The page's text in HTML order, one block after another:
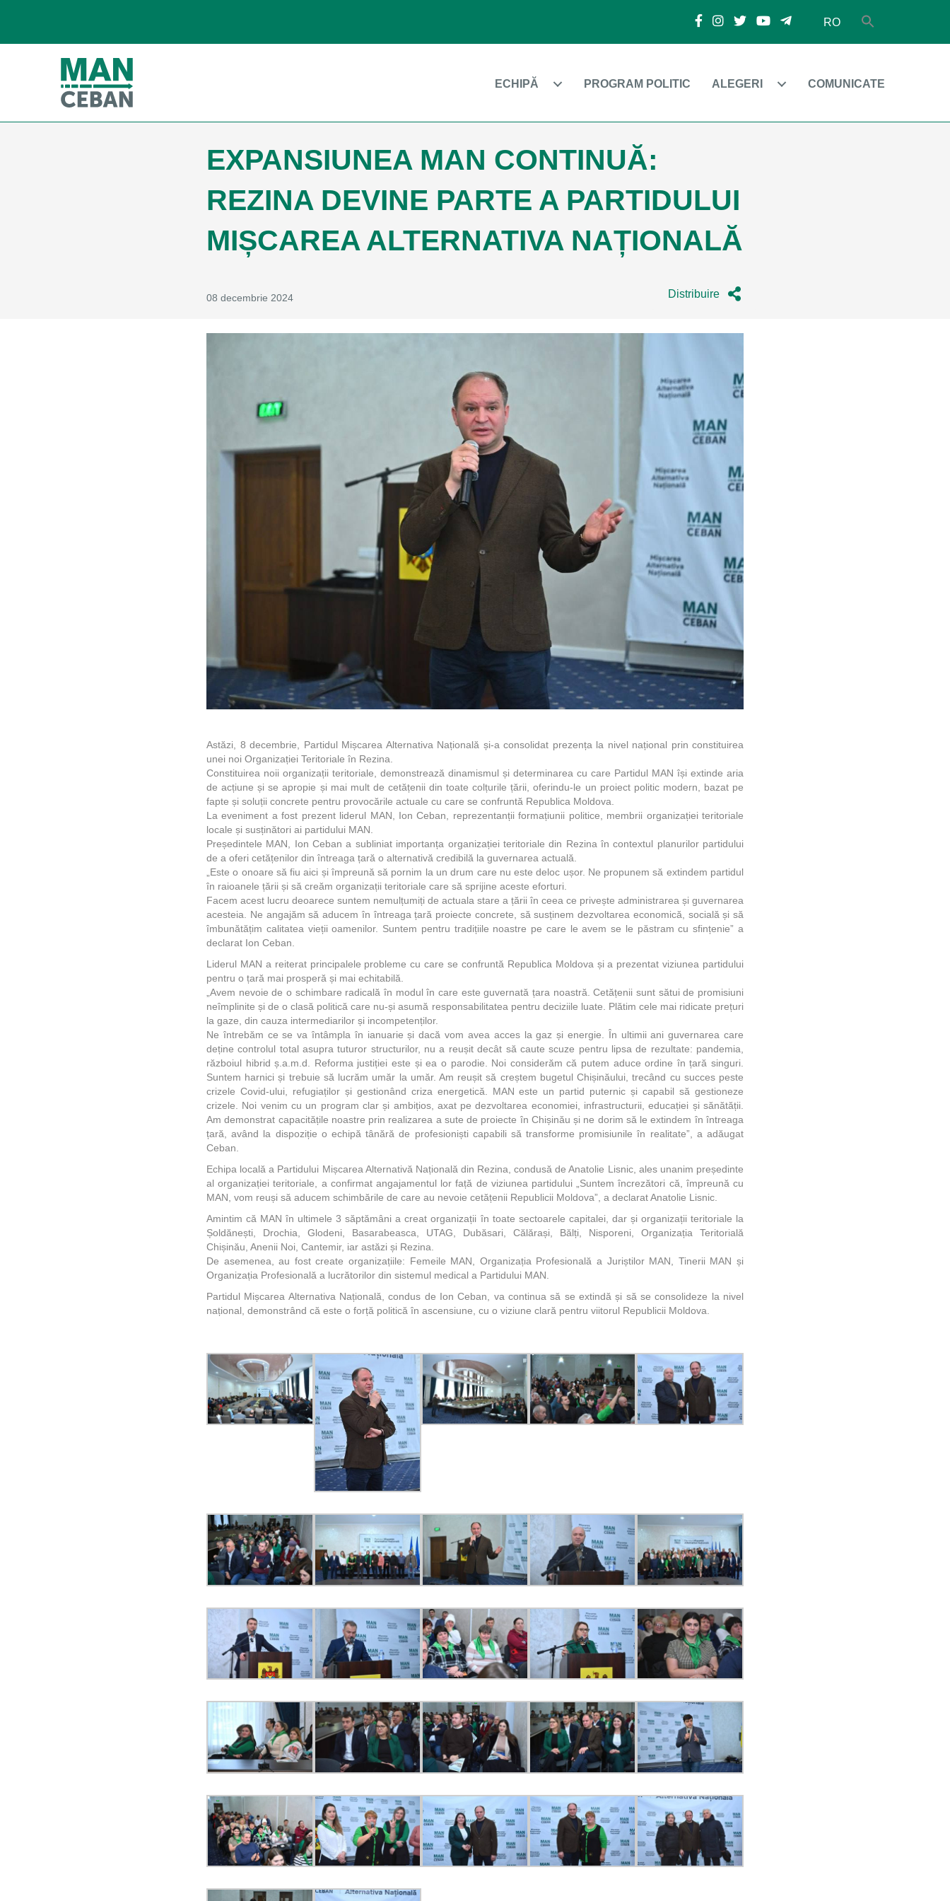
RO
ECHIPĂ PROGRAM POLITIC ALEGERI COMUNICATE
EXPANSIUNEA MAN CONTINUĂ:
REZINA DEVINE PARTE A PARTIDULUI
MIȘCAREA ALTERNATIVA NAȚIONALĂ
08 decembrie 2024 Distribuire
Astăzi, 8 decembrie, Partidul Mișcarea Alternativa Națională și-a consolidat prezența la nivel național prin constituirea
unei noi Organizației Teritoriale în Rezina.
Constituirea noii organizații teritoriale, demonstrează dinamismul și determinarea cu care Partidul MAN își extinde aria
de acțiune și se apropie și mai mult de cetățenii din toate colțurile țării, oferindu-le un proiect politic modern, bazat pe
fapte și soluții concrete pentru provocările actuale cu care se confruntă Republica Moldova.
La eveniment a fost prezent liderul MAN, Ion Ceban, reprezentanții formațiunii politice, membrii organizației teritoriale
locale și susținători ai partidului MAN.
Președintele MAN, Ion Ceban a subliniat importanța organizației teritoriale din Rezina în contextul planurilor partidului
de a oferi cetățenilor din întreaga țară o alternativă credibilă la guvernarea actuală.
„Este o onoare să fiu aici și împreună să pornim la un drum care nu este deloc ușor. Ne propunem să extindem partidul
în raioanele țării și să creăm organizații teritoriale care să sprijine aceste eforturi.
Facem acest lucru deoarece suntem nemulțumiți de actuala stare a țării în ceea ce privește administrarea și guvernarea
acesteia. Ne angajăm să aducem în întreaga țară proiecte concrete, să susținem dezvoltarea economică, socială și să
îmbunătățim calitatea vieții oamenilor. Suntem pentru tradițiile noastre pe care le avem se le păstram cu sfințenie” a
declarat Ion Ceban.
Liderul MAN a reiterat principalele probleme cu care se confruntă Republica Moldova și a prezentat viziunea partidului
pentru o țară mai prosperă și mai echitabilă.
„Avem nevoie de o schimbare radicală în modul în care este guvernată țara noastră. Cetățenii sunt sătui de promisiuni
neîmplinite și de o clasă politică care nu-și asumă responsabilitatea pentru deciziile luate. Plătim cele mai ridicate prețuri
la gaze, din cauza intermediarilor și incompetenților.
Ne întrebăm ce se va întâmpla în ianuarie și dacă vom avea acces la gaz și energie. În ultimii ani guvernarea care
deține controlul total asupra tuturor structurilor, nu a reușit decât să caute scuze pentru lipsa de rezultate: pandemia,
războiul hibrid ș.a.m.d. Reforma justiției este și ea o parodie. Noi considerăm că putem aduce ordine în țară singuri.
Suntem harnici și trebuie să lucrăm umăr la umăr. Am reușit să creștem bugetul Chișinăului, trecând cu succes peste
crizele Covid-ului, refugiaților și gestionând criza energetică. MAN este un partid puternic și capabil să gestioneze
crizele. Noi venim cu un program clar și ambițios, axat pe dezvoltarea economiei, infrastructurii, educației și sănătății.
Am demonstrat capacitățile noastre prin realizarea a sute de proiecte în Chișinău și ne dorim să le extindem în întreaga
țară, având la dispoziție o echipă tânără de profesioniști capabili să transforme promisiunile în realitate”, a adăugat
Ceban.
Echipa locală a Partidului Mișcarea Alternativă Națională din Rezina, condusă de Anatolie Lisnic, ales unanim președinte
al organizației teritoriale, a confirmat angajamentul lor față de viziunea partidului „Suntem încrezători că, împreună cu
MAN, vom reuși să aducem schimbările de care au nevoie cetățenii Republicii Moldova”, a declarat Anatolie Lisnic.
Amintim că MAN în ultimele 3 săptămâni a creat organizații în toate sectoarele capitalei, dar și organizații teritoriale la
Șoldănești, Drochia, Glodeni, Basarabeasca, UTAG, Dubăsari, Călărași, Bălți, Nisporeni, Organizația Teritorială
Chișinău, Anenii Noi, Cantemir, iar astăzi și Rezina.
De asemenea, au fost create organizațiile: Femeile MAN, Organizația Profesională a Juriștilor MAN, Tinerii MAN și
Organizația Profesională a lucrătorilor din sistemul medical a Partidului MAN.
Partidul Mișcarea Alternativa Națională, condus de Ion Ceban, va continua să se extindă și să se consolideze la nivel
național, demonstrând că este o forță politică în ascensiune, cu o viziune clară pentru viitorul Republicii Moldova.